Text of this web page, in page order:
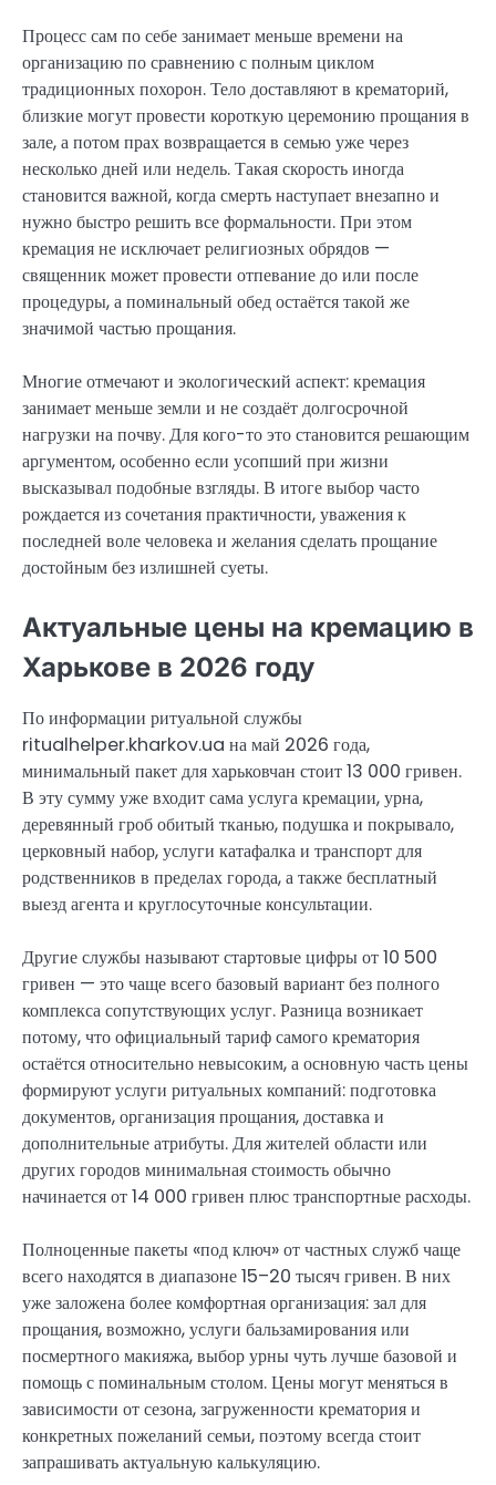
Процесс сам по себе занимает меньше времени на
организацию по сравнению с полным циклом
традиционных похорон. Тело доставляют в крематорий,
близкие могут провести короткую церемонию прощания в
зале, а потом прах возвращается в семью уже через
несколько дней или недель. Такая скорость иногда
становится важной, когда смерть наступает внезапно и
нужно быстро решить все формальности. При этом
кремация не исключает религиозных обрядов —
священник может провести отпевание до или после
процедуры, а поминальный обед остаётся такой же
значимой частью прощания.
Многие отмечают и экологический аспект: кремация
занимает меньше земли и не создаёт долгосрочной
нагрузки на почву. Для кого-то это становится решающим
аргументом, особенно если усопший при жизни
высказывал подобные взгляды. В итоге выбор часто
рождается из сочетания практичности, уважения к
последней воле человека и желания сделать прощание
достойным без излишней суеты.
Актуальные цены на кремацию в
Харькове в 2026 году
По информации ритуальной службы
ritualhelper.kharkov.ua на май 2026 года,
минимальный пакет для харьковчан стоит 13 000 гривен.
В эту сумму уже входит сама услуга кремации, урна,
деревянный гроб обитый тканью, подушка и покрывало,
церковный набор, услуги катафалка и транспорт для
родственников в пределах города, а также бесплатный
выезд агента и круглосуточные консультации.
Другие службы называют стартовые цифры от 10 500
гривен — это чаще всего базовый вариант без полного
комплекса сопутствующих услуг. Разница возникает
потому, что официальный тариф самого крематория
остаётся относительно невысоким, а основную часть цены
формируют услуги ритуальных компаний: подготовка
документов, организация прощания, доставка и
дополнительные атрибуты. Для жителей области или
других городов минимальная стоимость обычно
начинается от 14 000 гривен плюс транспортные расходы.
Полноценные пакеты «под ключ» от частных служб чаще
всего находятся в диапазоне 15–20 тысяч гривен. В них
уже заложена более комфортная организация: зал для
прощания, возможно, услуги бальзамирования или
посмертного макияжа, выбор урны чуть лучше базовой и
помощь с поминальным столом. Цены могут меняться в
зависимости от сезона, загруженности крематория и
конкретных пожеланий семьи, поэтому всегда стоит
запрашивать актуальную калькуляцию.